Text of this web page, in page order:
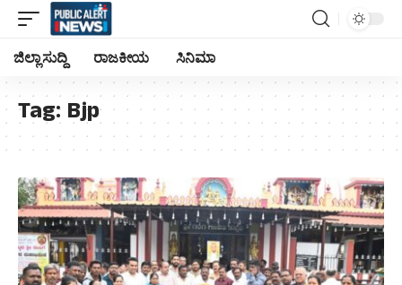
ಜಿಲ್ಲಾ ಸುದ್ದಿ ರಾಜಕೀಯ ಸಿನಿಮಾ
Tag:Bjp